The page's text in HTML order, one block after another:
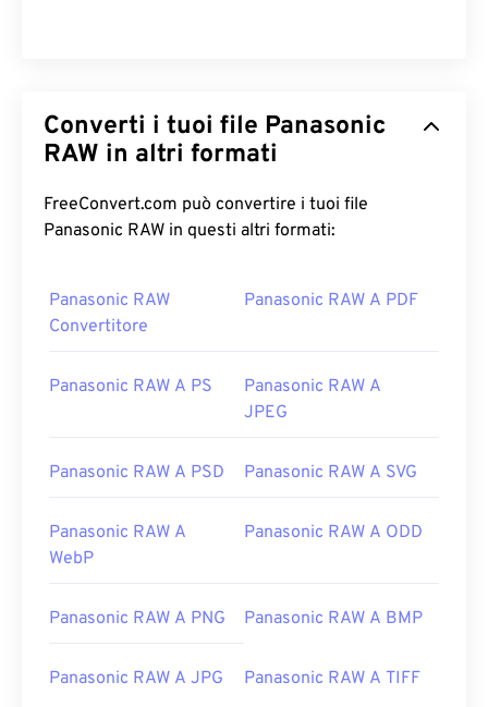
Converti i tuoi file Panasonic
RAW in altri formati
FreeConvert.com può convertire i tuoi file
Panasonic RAW in questi altri formati:
Panasonic RAW
Convertitore
Panasonic RAW A PDF
Panasonic RAW A PS
Panasonic RAW A
JPEG
Panasonic RAW A PSD Panasonic RAW A SVG
Panasonic RAW A
WebP
Panasonic RAW A ODD
Panasonic RAW A PNG Panasonic RAW A BMP
Panasonic RAW A JPG Panasonic RAW A TIFF